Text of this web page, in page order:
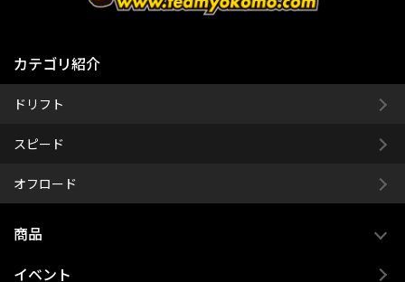
カテゴリ紹介
ドリフト
スピード
オフロード
商品
イベント